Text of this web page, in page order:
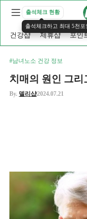
출석체크 현황
출석체크하고 최대 5천포
건강샵 제휴샵 포인
#남녀노소 건강 정보
치매의 원인 그리
By. 델리샵2024.07.21